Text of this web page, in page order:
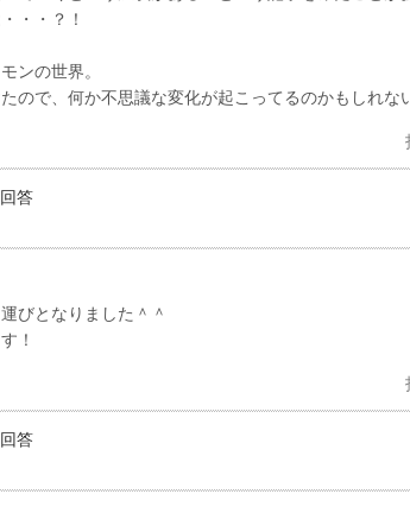
・・？！
ンの世界。
ので、何か不思議な変化が起こってるのかもしれな
答
びとなりました＾＾
！
答